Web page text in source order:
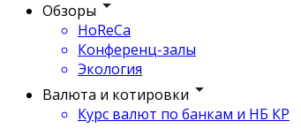
Обзоры
HoReCa
Конференц-залы
Экология
Валюта и котировки
Курс валют по банкам и НБ КР